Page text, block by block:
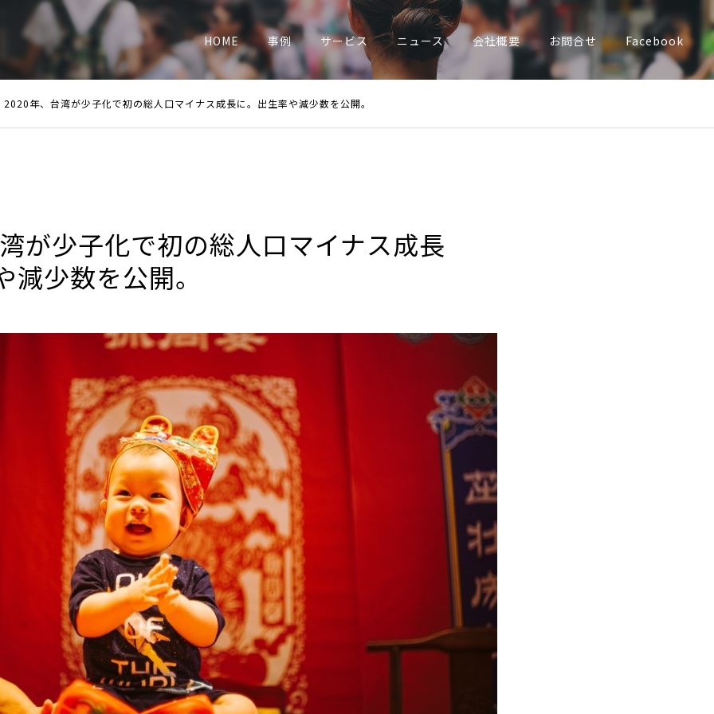
HOME 事例 サービス ニュース 会社概要 お問合せ Facebook
2020年、台湾が少子化で初の総人口マイナス成長に。出生率や減少数を公開。
が少子化で初の総人口マイナス成長
少数を公開。